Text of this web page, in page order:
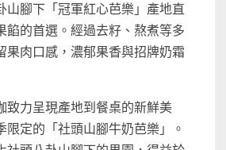
山腳下「冠軍紅心芭樂」產地直
餡的首選。經過去籽、熬煮等多
果肉口感，濃郁果香與招牌奶霜
致力呈現產地到餐桌的新鮮美
限定的「社頭山腳牛奶芭樂」。